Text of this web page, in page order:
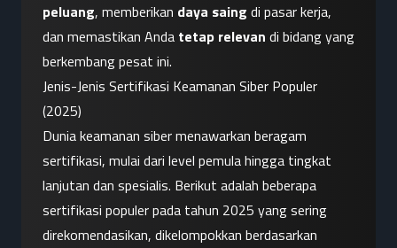
peluang, memberikan daya saing di pasar kerja,
dan memastikan Anda tetap relevan di bidang yang
berkembang pesat ini.
Jenis-Jenis Sertifikasi Keamanan Siber Populer
(2025)
Dunia keamanan siber menawarkan beragam
sertifikasi, mulai dari level pemula hingga tingkat
lanjutan dan spesialis. Berikut adalah beberapa
sertifikasi populer pada tahun 2025 yang sering
direkomendasikan, dikelompokkan berdasarkan